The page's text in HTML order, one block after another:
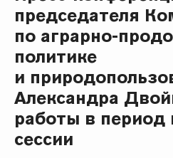
председателя
по аграрно-
политике
и
Александра
работы в период
сессии